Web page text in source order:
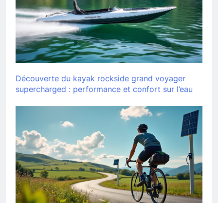
Découverte du kayak rockside grand voyager
supercharged : performance et confort sur l’eau